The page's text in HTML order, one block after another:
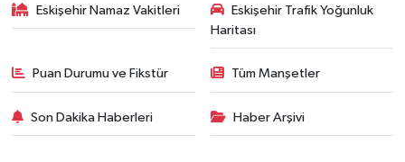
Eskişehir Namaz Vakitleri
Eskişehir Trafik Yoğunluk
Haritası
Puan Durumu ve Fikstür Tüm Manşetler
Son Dakika Haberleri Haber Arşivi